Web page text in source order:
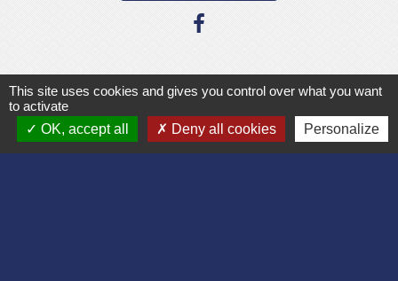
Liens
Département de l'Aisne
This site uses cookies and gives you control over what you want
to activate
OK, accept all
Deny all cookies Personalize